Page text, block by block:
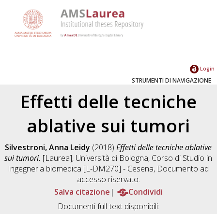
Login
STRUMENTI DI NAVIGAZIONE
Effetti delle tecniche
ablative sui tumori
Silvestroni, Anna Leidy (2018)Effetti delle tecniche ablative
sui tumori. [Laurea], Università di Bologna, Corso di Studio in
Ingegneria biomedica [L-DM270] - Cesena, Documento ad
accesso riservato.
Salva citazione
Condividi
Documenti full-text disponibili: